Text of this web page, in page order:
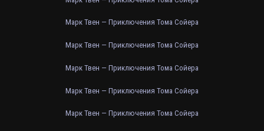
Марк Твен — Приключения Тома Сойера
Марк Твен — Приключения Тома Сойера
Марк Твен — Приключения Тома Сойера
Марк Твен — Приключения Тома Сойера
Марк Твен — Приключения Тома Сойера